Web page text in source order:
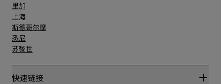
里加
上海
斯德哥尔摩
悉尼
苏黎世
快速链接